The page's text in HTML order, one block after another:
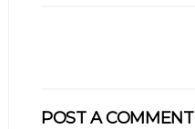
POST A COMMENT